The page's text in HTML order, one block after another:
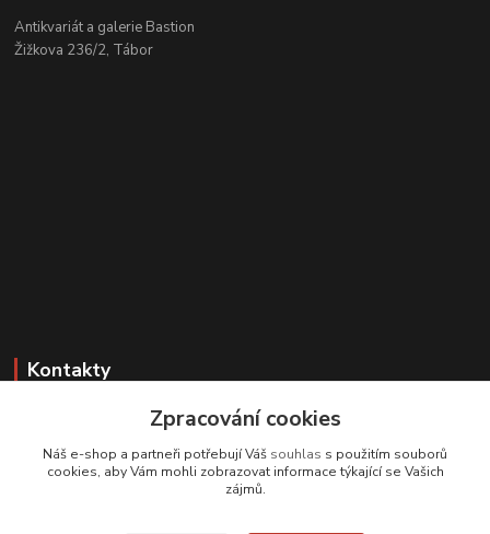
Antikvariát a galerie Bastion
Žižkova 236/2, Tábor
Kontakty
Zákaznická podpora
+420 608 331 344
(Po-Pá, 11-17 hod.; So, 9-12 hod.)
Zpracování cookies
Náš e-shop a partneři potřebují Váš souhlas s použitím souborů
cookies, aby Vám mohli zobrazovat informace týkající se Vašich
zájmů.